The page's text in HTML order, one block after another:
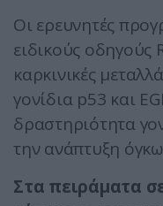
Οι ερευνητές
ειδικούς οδηγούς
καρκινικές
γονίδια p53 και
δραστηριότητα
την ανάπτυξη
Στα πειράματα